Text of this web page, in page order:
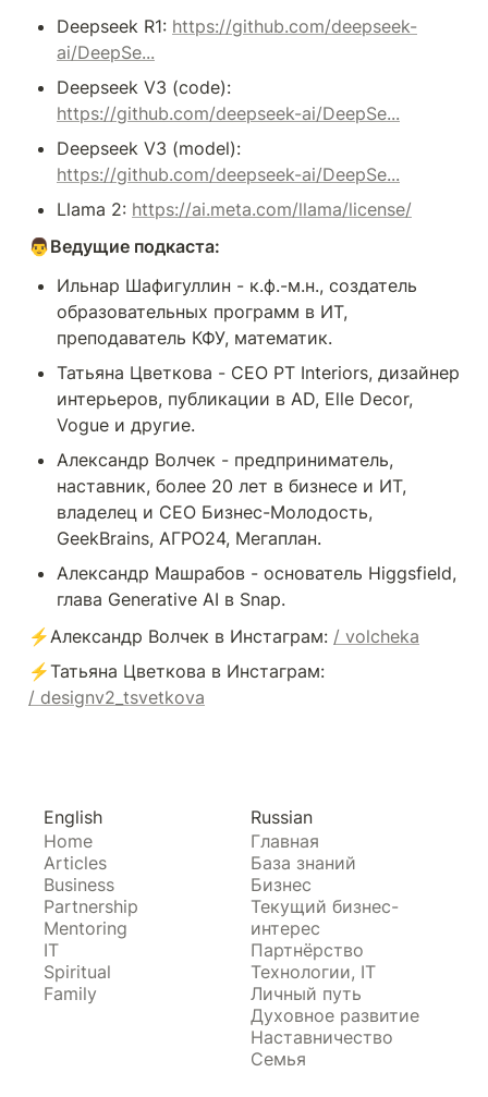
Deepseek R1: https://github.com/deepseek-
ai/DeepSe...
https://github.com/deepseek-ai/DeepSe...
https://github.com/deepseek-ai/DeepSe...
Llama 2: https://ai.meta.com/llama/license/
👨Ведущие подкаста:
Ильнар Шафигуллин - к.ф.-м.н., создатель
образовательных программ в ИТ,
преподаватель КФУ, математик.
Татьяна Цветкова - CEO PT Interiors, дизайнер
интерьеров, публикации в AD, Elle Decor,
Vogue и другие.
Александр Волчек - предприниматель,
наставник, более 20 лет в бизнесе и ИТ,
владелец и СЕО Бизнес-Молодость,
GeekBrains, АГРО24, Мегаплан.
Александр Машрабов - основатель Higgsfield,
глава Generative AI в Snap.
⚡️Александр Волчек в Инстаграм: / volcheka
/ designv2_tsvetkova
English
Home
Articles
Business
Partnership
Mentoring
IT
Spiritual
Family
Russian
Главная
База знаний
Бизнес
Текущий бизнес-
интерес
Партнёрство
Технологии, IT
Личный путь
Духовное развитие
Наставничество
Семья